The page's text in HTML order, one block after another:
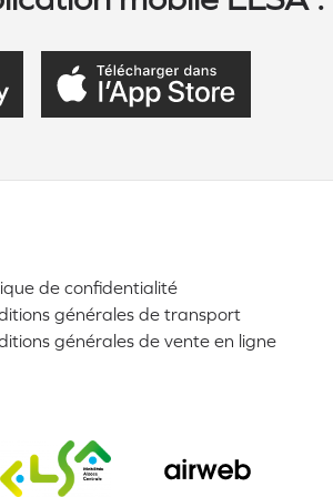
de confidentialité
générales de transport
générales de vente en ligne